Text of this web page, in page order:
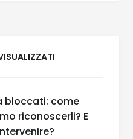
bloccati: come
riconoscerli? E